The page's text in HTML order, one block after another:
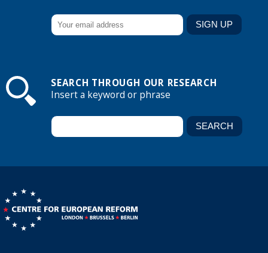
SEARCH THROUGH OUR RESEARCH
Insert a keyword or phrase